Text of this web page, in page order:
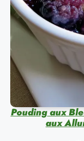
Pouding aux
aux